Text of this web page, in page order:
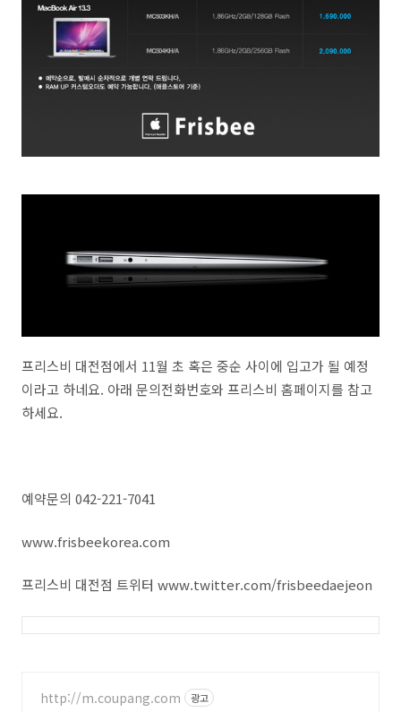
프리스비 대전점에서 11월 초 혹은 중순 사이에 입고가 될 예정
이라고 하네요. 아래 문의전화번호와 프리스비 홈페이지를 참고
하세요.
예약문의 042-221-7041
www.frisbeekorea.com
프리스비 대전점 트위터 www.twitter.com/frisbeedaejeon
http://m.coupang.com 광고